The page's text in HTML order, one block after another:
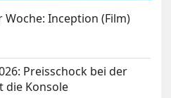
Woche: Inception (Film)
Preisschock bei der
die Konsole